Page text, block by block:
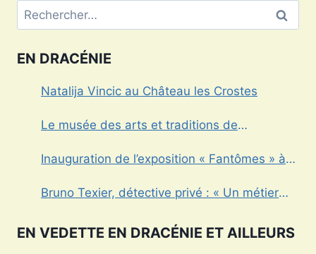
Rechercher :
EN DRACÉNIE
Natalija Vincic au Château les Crostes
Le musée des arts et traditions de
Inauguration de l’exposition « Fantômes » à
Bruno Texier, détective privé : « Un métier
entreprises »
EN VEDETTE EN DRACÉNIE ET AILLEURS